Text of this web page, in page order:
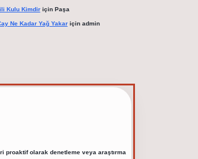
Kulu Kimdiriçin Paşa
Ne Kadar Yağ Yakariçin admin
proaktif olarak denetleme veya araştırma